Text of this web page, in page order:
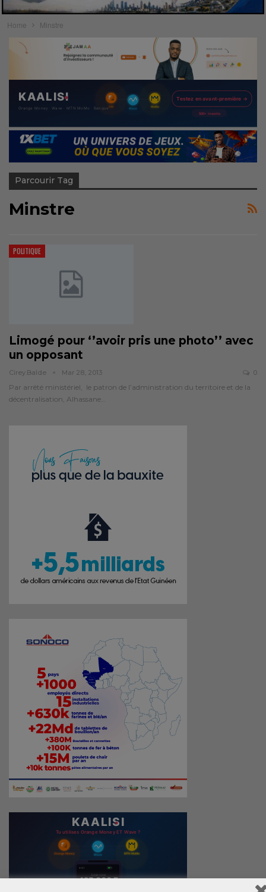
Home Minstre
Parcourir Tag
Minstre
POLITIQUE
Limogé pour ‘’avoir pris une photo’’ avec
un opposant
Cirey.balde Mar 28, 2013 0
Par arrêté ministériel, le patron de l’administration du territoire et de la
décentralisation, Alhassane…